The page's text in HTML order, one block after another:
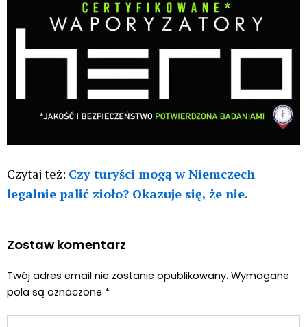
Czytaj też: Czy turyści mogą w Niemczech
legalnie palić zioło? Okazuje się, że nie.
Zostaw komentarz
Twój adres email nie zostanie opublikowany. Wymagane
pola są oznaczone *